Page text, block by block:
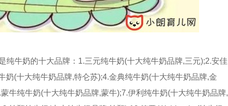
纯牛奶的十大品牌：1.三元纯牛奶(十大纯牛奶品牌,三元);2.安佳
奶(十大纯牛奶品牌,特仑苏);4.金典纯牛奶(十大纯牛奶品牌,金
牛纯牛奶(十大纯牛奶品牌,蒙牛);7.伊利纯牛奶(十大纯牛奶品牌,